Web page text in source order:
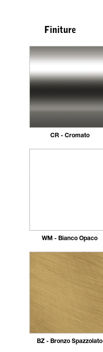
Finiture
CR - Cromato
WM - Bianco Opaco
BZ - Bronzo Spazzolato